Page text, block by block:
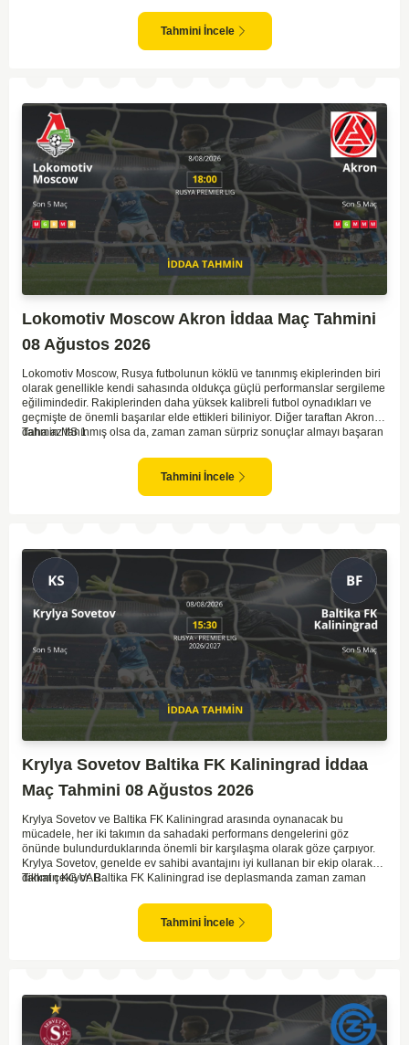
göstermektedir. CSKA'nın evinde oynayacak olması ve genel istatistikler
göz önüne alındığında, CSKA'nın sahasında kolay kolay puan
kaybetmeyeceğini söyleyebiliriz.
Tahmini İncele
Lokomotiv Moscow Akron İddaa Maç Tahmini
08 Ağustos 2026
Lokomotiv Moscow, Rusya futbolunun köklü ve tanınmış ekiplerinden biri
olarak genellikle kendi sahasında oldukça güçlü performanslar sergileme
eğilimindedir. Rakiplerinden daha yüksek kalibreli futbol oynadıkları ve
geçmişte de önemli başarılar elde ettikleri biliniyor. Diğer taraftan Akron,
daha az tanınmış olsa da, zaman zaman sürpriz sonuçlar almayı başaran
ve güçlü ekipler karşısında istikrarlı bir performans sergilemekte
zorlanabilirler. Lokomotiv Moscow'un mevcut form durumunun ve evinde
oynama avantajının, bu karşılaşmada belirleyici olması muhtemel
Tahmin MS 1
Tahmini İncele
Krylya Sovetov Baltika FK Kaliningrad İddaa
Maç Tahmini 08 Ağustos 2026
Krylya Sovetov ve Baltika FK Kaliningrad arasında oynanacak bu
mücadele, her iki takımın da sahadaki performans dengelerini göz
önünde bulundurduklarında önemli bir karşılaşma olarak göze çarpıyor.
Krylya Sovetov, genelde ev sahibi avantajını iyi kullanan bir ekip olarak
dikkat çekiyor. Baltika FK Kaliningrad ise deplasmanda zaman zaman
ve seyirci desteğini arkasına alarak gol yollarında etkili olması, maçın
seyrini değiştirebilecek bir faktör olarak değerlendiriliyor. Bununla birlikte,
Baltika'nın savunma direncini kırabilmesi, maçı daha heyecanlı hale
Tahmin KG VAR
Tahmini İncele